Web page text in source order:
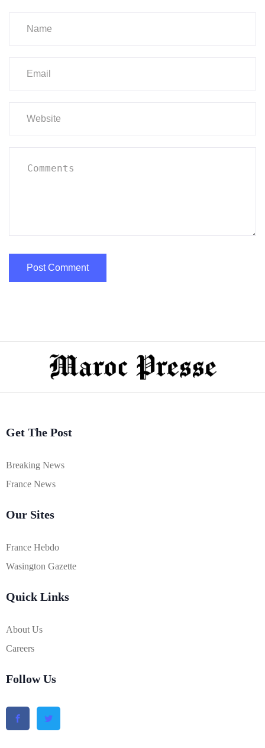
Get The Post
Breaking News
France News
Our Sites
France Hebdo
Wasington Gazette
Quick Links
About Us
Careers
Follow Us